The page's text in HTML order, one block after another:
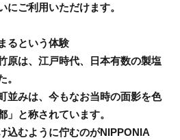
にご利用いただけます。
るという体験
原は、江戸時代、日本有数の製塩
。
並みは、今もなお当時の面影を色
」と称されています。
込むように佇むのがNIPPONIA